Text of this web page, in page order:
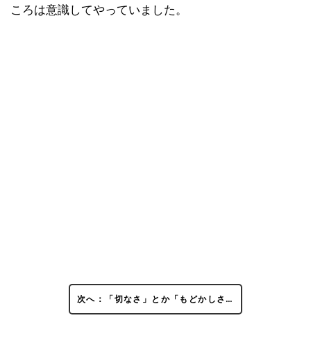
ころは意識してやっていました。
次へ：「切なさ」とか「もどかしさ…